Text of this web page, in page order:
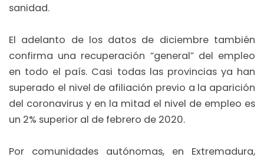
sanidad.
El adelanto de los datos de diciembre también
confirma una recuperación “general” del empleo
en todo el país. Casi todas las provincias ya han
superado el nivel de afiliación previo a la aparición
del coronavirus y en la mitad el nivel de empleo es
un 2% superior al de febrero de 2020.
Por comunidades autónomas, en Extremadura,